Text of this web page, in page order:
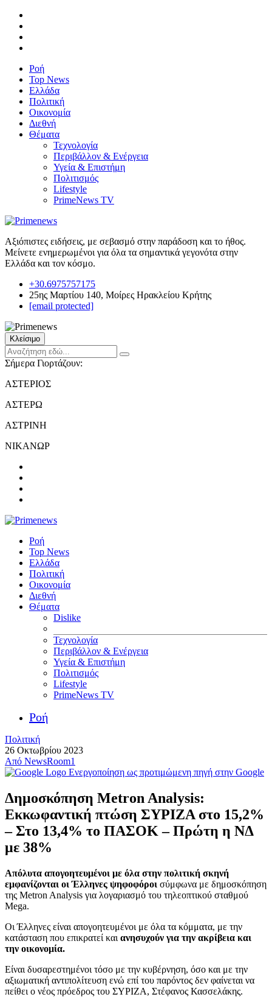
Ροή
Top News
Ελλάδα
Πολιτική
Οικονομία
Διεθνή
Θέματα
Τεχνολογία
Περιβάλλον & Ενέργεια
Υγεία & Επιστήμη
Πολιτισμός
Lifestyle
PrimeNews TV
Αξιόπιστες ειδήσεις, με σεβασμό στην παράδοση και το ήθος.
Μείνετε ενημερωμένοι για όλα τα σημαντικά γεγονότα στην
Ελλάδα και τον κόσμο.
+30.6975757175
25ης Μαρτίου 140, Μοίρες Ηρακλείου Κρήτης
[email protected]
Κλείσιμο
Σήμερα Γιορτάζουν:
ΑΣΤΕΡΙΟΣ
ΑΣΤΕΡΩ
ΑΣΤΡΙΝΗ
ΝΙΚΑΝΩΡ
Ροή
Top News
Ελλάδα
Πολιτική
Οικονομία
Διεθνή
Θέματα
Dislike
Τεχνολογία
Περιβάλλον & Ενέργεια
Υγεία & Επιστήμη
Πολιτισμός
Lifestyle
PrimeNews TV
Ροή
Πολιτική
26 Οκτωβρίου 2023
Από NewsRoom1
Ενεργοποίηση ως προτιμώμενη πηγή στην Google
Δημοσκόπηση Metron Analysis:
Εκκωφαντική πτώση ΣΥΡΙΖΑ στο 15,2%
– Στο 13,4% το ΠΑΣΟΚ – Πρώτη η ΝΔ
με 38%
Απόλυτα απογοητευμένοι με όλα στην πολιτική σκηνή
εμφανίζονται οι Έλληνες ψηφοφόροι σύμφωνα με δημοσκόπηση
της Metron Analysis για λογαριασμό του τηλεοπτικού σταθμού
Mega.
Οι Έλληνες είναι απογοητευμένοι με όλα τα κόμματα, με την
κατάσταση που επικρατεί και ανησυχούν για την ακρίβεια και
την οικονομία.
Είναι δυσαρεστημένοι τόσο με την κυβέρνηση, όσο και με την
αξιωματική αντιπολίτευση ενώ επί του παρόντος δεν φαίνεται να
πείθει ο νέος πρόεδρος του ΣΥΡΙΖΑ, Στέφανος Κασσελάκης.